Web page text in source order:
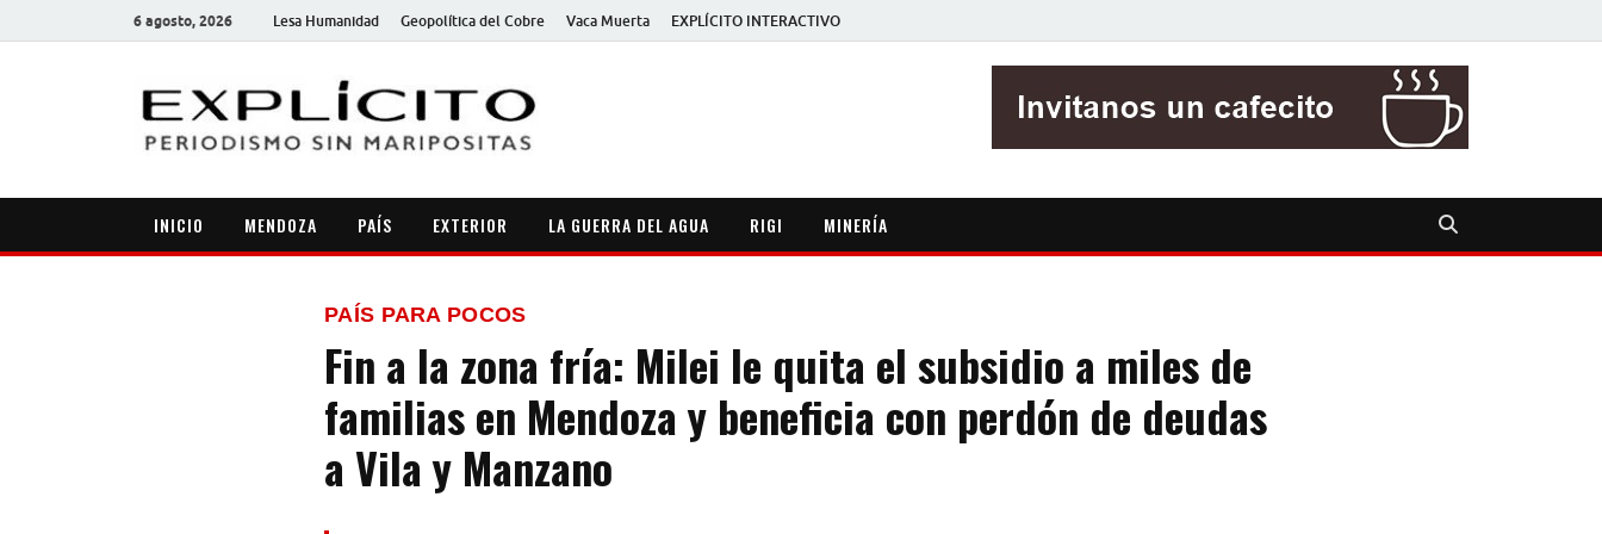
6 agosto, 2026 Lesa Humanidad Geopolítica del Cobre Vaca Muerta EXPLÍCITO INTERACTIVO
INICIO MENDOZA PAÍS EXTERIOR LA GUERRA DEL AGUA RIGI MINERÍA
PAÍS PARA POCOS
Fin a la zona fría: Milei le quita el subsidio a miles de
familias en Mendoza y beneficia con perdón de deudas
a Vila y Manzano